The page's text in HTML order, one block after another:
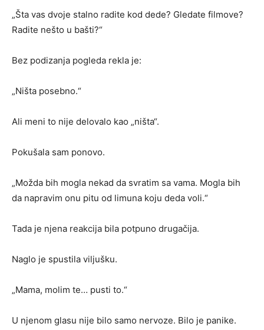
„Šta vas dvoje stalno radite kod dede? Gledate filmove?
Radite nešto u bašti?“
Bez podizanja pogleda rekla je:
„Ništa posebno.“
Ali meni to nije delovalo kao „ništa“.
Pokušala sam ponovo.
„Možda bih mogla nekad da svratim sa vama. Mogla bih
da napravim onu pitu od limuna koju deda voli.“
Tada je njena reakcija bila potpuno drugačija.
Naglo je spustila viljušku.
„Mama, molim te… pusti to.“
U njenom glasu nije bilo samo nervoze. Bilo je panike.